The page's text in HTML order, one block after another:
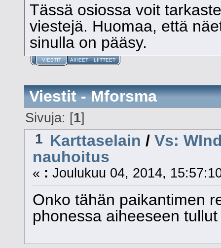
Tässä osiossa voit
viestejä. Huomaa, että
sinulla on pääsy.
VIESTIT AIHEET LIITTEET
Viestit - Mforsma
Sivuja: [1]
1 Karttaselain /Vs:
nauhoitus
« : Joulukuu 04, 2014,
Onko tähän paikantimen
phonessa aiheeseen